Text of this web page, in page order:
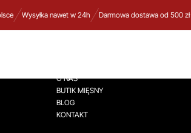
Wysyłka nawet w 24h Darmowa dostawa od 500 zł
O NAS
BUTIK MIĘSNY
BLOG
KONTAKT